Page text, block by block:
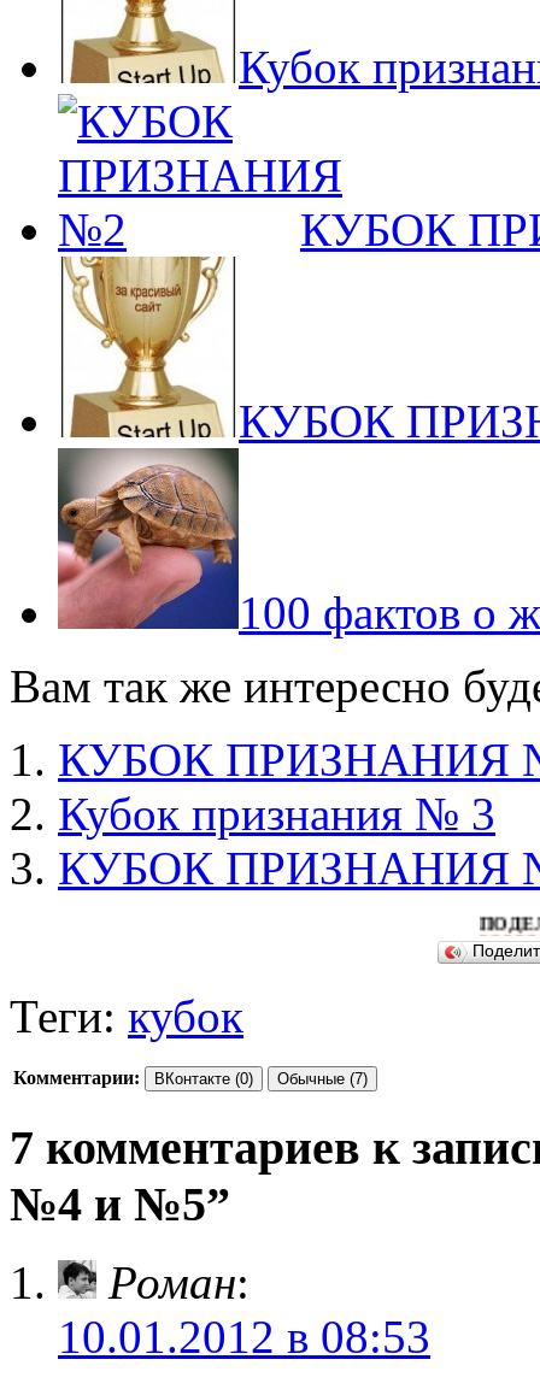
Кубок
КУБОК
КУБОК
100 фактов о
Вам так же интересно
КУБОК ПРИЗНАНИЯ
Кубок признания № 3
КУБОК ПРИЗНАНИЯ
Теги: кубок
Комментарии: ВКонтакте (0) Обычные (7)
7 комментариев к
№4 и №5”
Роман:
10.01.2012 в 08:53